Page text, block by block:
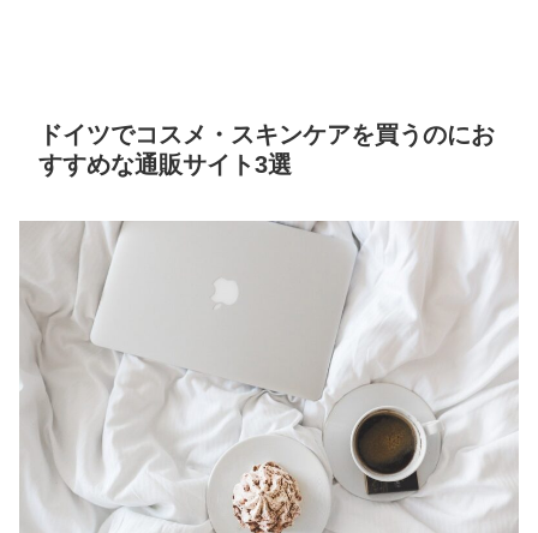
ドイツでコスメ・スキンケアを買うのにお
すすめな通販サイト3選